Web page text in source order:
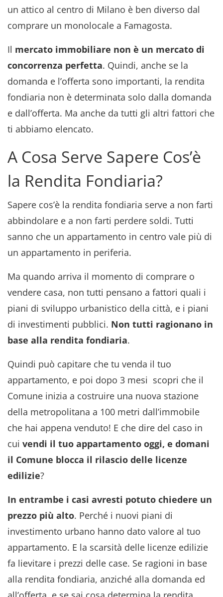
un attico al centro di Milano è ben diverso dal
comprare un monolocale a Famagosta.
Il mercato immobiliare non è un mercato di
concorrenza perfetta. Quindi, anche se la
domanda e l’offerta sono importanti, la rendita
fondiaria non è determinata solo dalla domanda
e dall’offerta. Ma anche da tutti gli altri fattori che
ti abbiamo elencato.
A Cosa Serve Sapere Cos’è
la Rendita Fondiaria?
Sapere cos’è la rendita fondiaria serve a non farti
abbindolare e a non farti perdere soldi. Tutti
sanno che un appartamento in centro vale più di
un appartamento in periferia.
Ma quando arriva il momento di comprare o
vendere casa, non tutti pensano a fattori quali i
piani di sviluppo urbanistico della città, e i piani
di investimenti pubblici. Non tutti ragionano in
base alla rendita fondiaria.
Quindi può capitare che tu venda il tuo
appartamento, e poi dopo 3 mesi scopri che il
Comune inizia a costruire una nuova stazione
della metropolitana a 100 metri dall’immobile
che hai appena venduto! E che dire del caso in
cui vendi il tuo appartamento oggi, e domani
il Comune blocca il rilascio delle licenze
edilizie?
In entrambe i casi avresti potuto chiedere un
prezzo più alto. Perché i nuovi piani di
investimento urbano hanno dato valore al tuo
appartamento. E la scarsità delle licenze edilizie
fa lievitare i prezzi delle case. Se ragioni in base
alla rendita fondiaria, anziché alla domanda ed